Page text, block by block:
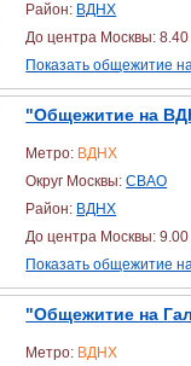
Район: ВДНХ
До центра Москвы: 8.40
Показать общежитие
"Общежитие на
Метро: ВДНХ
Округ Москвы:СВАО
Район: ВДНХ
До центра Москвы: 9.00
Показать общежитие
"Общежитие на
Метро: ВДНХ